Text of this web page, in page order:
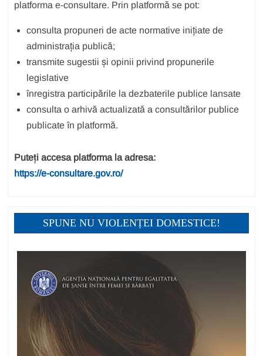
platforma e-consultare. Prin platformă se pot:
consulta propuneri de acte normative inițiate de
administrația publică;
transmite sugestii și opinii privind propunerile
legislative
înregistra participările la dezbaterile publice lansate
consulta o arhivă actualizată a consultărilor publice
publicate în platformă.
Puteți accesa platforma la adresa:
https://e-consultare.gov.ro/
SPUNE NU VIOLENȚEI DOMESTICE!